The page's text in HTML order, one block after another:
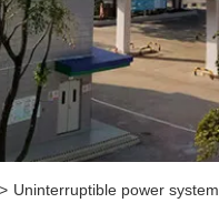
> Uninterruptible power system